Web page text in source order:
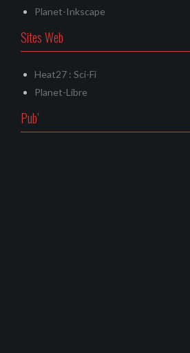
Planet-Inkscape
Sites Web
Heat27 : Sci-Fi
Planet-Libre
Pub’